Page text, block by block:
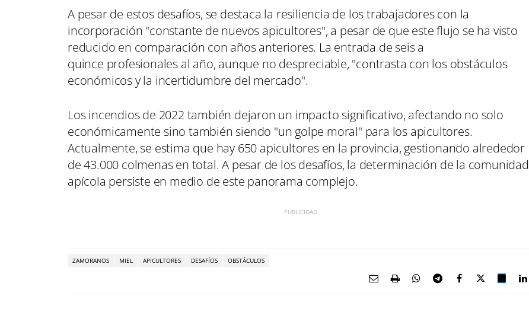
A pesar de estos desafíos, se destaca la resiliencia de los trabajadores con la
incorporación "constante de nuevos apicultores", a pesar de que este flujo se ha visto
reducido en comparación con años anteriores. La entrada de seis a
quince profesionales al año, aunque no despreciable, "contrasta con los obstáculos
económicos y la incertidumbre del mercado".
Los incendios de 2022 también dejaron un impacto significativo, afectando no solo
económicamente sino también siendo "un golpe moral" para los apicultores.
Actualmente, se estima que hay 650 apicultores en la provincia, gestionando alrededor
de 43.000 colmenas en total. A pesar de los desafíos, la determinación de la comunidad
apícola persiste en medio de este panorama complejo.
ZAMORANOS MIEL APICULTORES DESAFÍOS OBSTÁCULOS